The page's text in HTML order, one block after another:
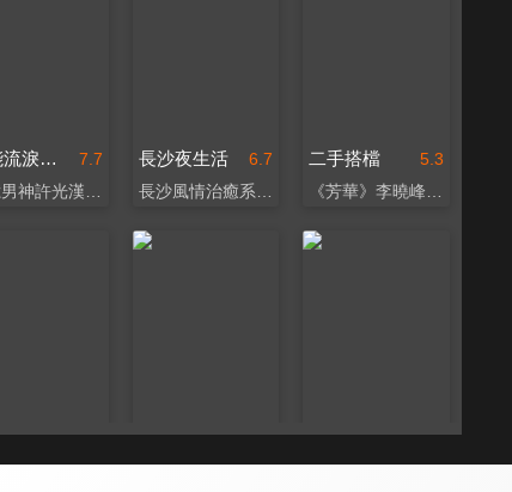
7.7
不能流淚的悲傷
破億男神許光漢愛情力作
6.7
長沙夜生活
長沙風情治癒系電影
5.3
二手搭檔
《芳華》李曉峰化身仲介